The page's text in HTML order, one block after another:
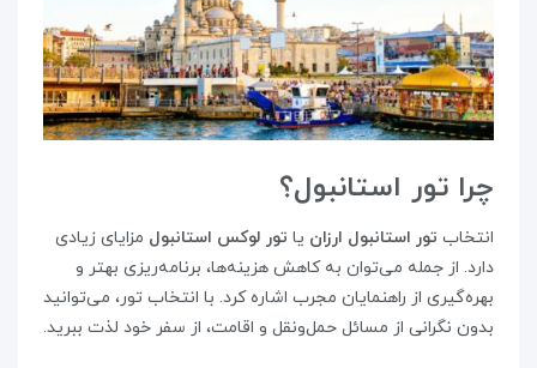
چرا تور استانبول؟
انتخاب تور استانبول ارزان یا تور لوکس استانبول مزایای زیادی
دارد. از جمله می‌توان به کاهش هزینه‌ها، برنامه‌ریزی بهتر و
بهره‌گیری از راهنمایان مجرب اشاره کرد. با انتخاب تور، می‌توانید
بدون نگرانی از مسائل حمل‌ونقل و اقامت، از سفر خود لذت ببرید.